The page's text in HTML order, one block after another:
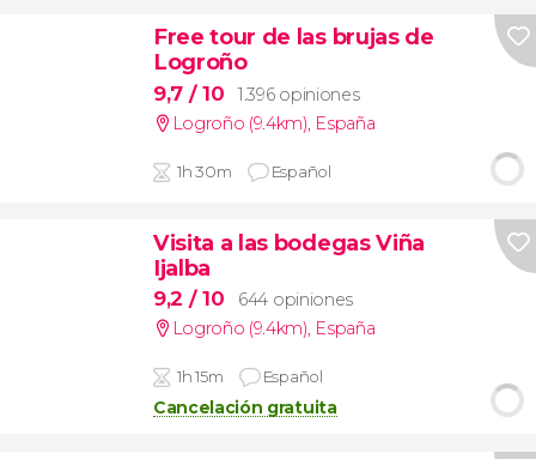
Free tour de las brujas de
Logroño
9,7 / 10
1.396 opiniones
Logroño (9.4km), España
1h 30m Español
Visita a las bodegas Viña
Ijalba
9,2 / 10
644 opiniones
Logroño (9.4km), España
1h 15m Español
Cancelación gratuita